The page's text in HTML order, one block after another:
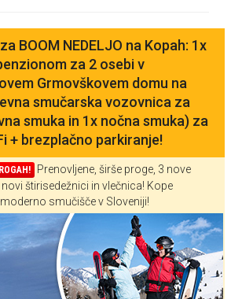
BOOM NEDELJO na Kopah: 1x
za 2 osebi v
Grmovškovem domu na
smučarska vozovnica za
smuka in 1x nočna smuka) za
+ brezplačno parkiranje!
Prenovljene, širše proge, 3 nove
štirisedežnici in vlečnica! Kope
smučišče v Sloveniji!